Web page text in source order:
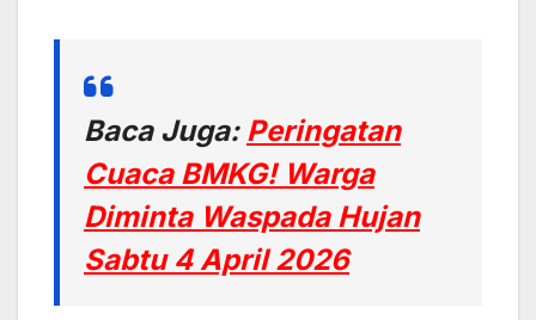
Baca Juga: Peringatan
Cuaca BMKG! Warga
Diminta Waspada Hujan
Sabtu 4 April 2026